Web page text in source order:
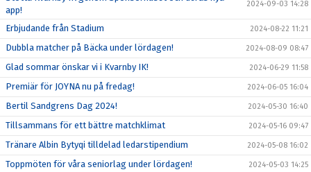
app!
2024-09-03 14:28
Erbjudande från Stadium 2024-08-22 11:21
Dubbla matcher på Bäcka under lördagen! 2024-08-09 08:47
Glad sommar önskar vi i Kvarnby IK! 2024-06-29 11:58
Premiär för JOYNA nu på fredag! 2024-06-05 16:04
Bertil Sandgrens Dag 2024! 2024-05-30 16:40
Tillsammans för ett bättre matchklimat 2024-05-16 09:47
Tränare Albin Bytyqi tilldelad ledarstipendium 2024-05-08 16:02
Toppmöten för våra seniorlag under lördagen! 2024-05-03 14:25